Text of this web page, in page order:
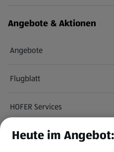
Angebote & Aktionen
Angebote
Flugblatt
HOFER Services
Newsletter
Heute im